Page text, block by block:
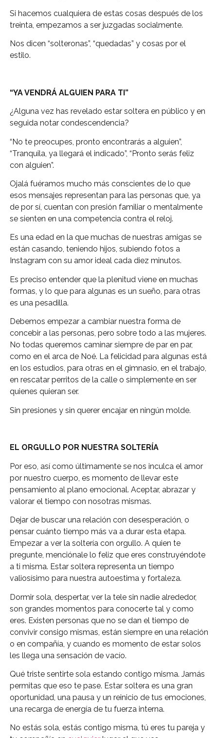
Si hacemos cualquiera de estas cosas después de los
treinta, empezamos a ser juzgadas socialmente.
Nos dicen “solteronas”, “quedadas” y cosas por el
estilo.
“YA VENDRÁ ALGUIEN PARA TI”
¿Alguna vez has revelado estar soltera en público y en
seguida notar condescendencia?
“No te preocupes, pronto encontrarás a alguien”,
“Tranquila, ya llegará el indicado”, “Pronto serás feliz
con alguien”.
Ojalá fuéramos mucho más conscientes de lo que
esos mensajes representan para las personas que, ya
de por sí, cuentan con presión familiar o mentalmente
se sienten en una competencia contra el reloj.
Es una edad en la que muchas de nuestras amigas se
están casando, teniendo hijos, subiendo fotos a
Instagram con su amor ideal cada diez minutos.
Es preciso entender que la plenitud viene en muchas
formas, y lo que para algunas es un sueño, para otras
es una pesadilla.
Debemos empezar a cambiar nuestra forma de
concebir a las personas, pero sobre todo a las mujeres.
No todas queremos caminar siempre de par en par,
como en el arca de Noé. La felicidad para algunas está
en los estudios, para otras en el gimnasio, en el trabajo,
en rescatar perritos de la calle o simplemente en ser
quienes quieran ser.
Sin presiones y sin querer encajar en ningún molde.
EL ORGULLO POR NUESTRA SOLTERÍA
Por eso, así como últimamente se nos inculca el amor
por nuestro cuerpo, es momento de llevar este
pensamiento al plano emocional. Aceptar, abrazar y
valorar el tiempo con nosotras mismas.
Dejar de buscar una relación con desesperación, o
pensar cuánto tiempo más va a durar esta etapa.
Empezar a ver la soltería con orgullo. A quien te
pregunte, menciónale lo feliz que eres construyéndote
a ti misma. Estar soltera representa un tiempo
valiosísimo para nuestra autoestima y fortaleza.
Dormir sola, despertar, ver la tele sin nadie alrededor,
son grandes momentos para conocerte tal y como
eres. Existen personas que no se dan el tiempo de
convivir consigo mismas, están siempre en una relación
o en compañía, y cuando es momento de estar solos
les llega una sensación de vacío.
Qué triste sentirte sola estando contigo misma. Jamás
permitas que eso te pase. Estar soltera es una gran
oportunidad, una pausa y un reinicio de tus emociones,
una recarga de energía de tu fuerza interna.
No estás sola, estás contigo misma, tú eres tu pareja y